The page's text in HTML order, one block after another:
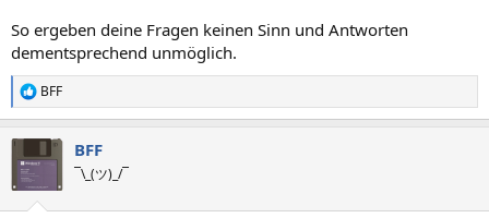
So ergeben deine Fragen keinen Sinn und Antworten
dementsprechend unmöglich.
R
e
t
BFF
BFF
¯\_(ツ)_/¯